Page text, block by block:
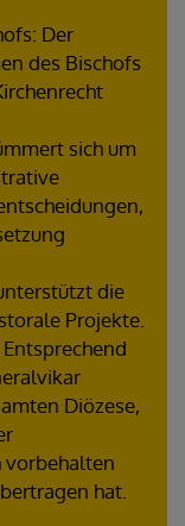
Der
des Bischofs
sich um
die
Projekte.
Diözese,
vorbehalten
hat.